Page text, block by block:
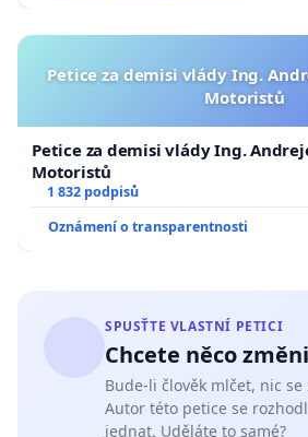
Petice za demisi vlády Ing.
Motoristů
Petice za demisi vlády Ing.
Motoristů
1 832 podpisů
Oznámení o transparentnosti
SPUSŤTE VLASTNÍ PETICI
Chcete něco
Bude-li člověk mlčet, nic se
Autor této petice se
jednat. Uděláte to samé?